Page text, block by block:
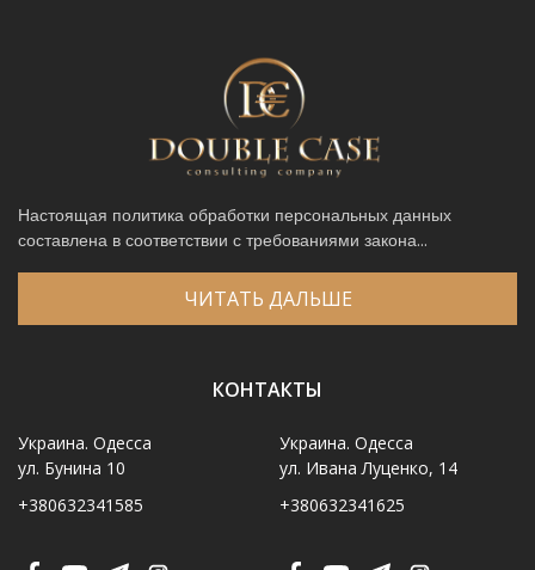
Настоящая политика обработки персональных данных
составлена в соответствии с требованиями закона...
ЧИТАТЬ ДАЛЬШЕ
КОНТАКТЫ
Украина. Одесса
ул. Бунина 10
+380632341585
Украина. Одесса
ул. Ивана Луценко, 14
+380632341625